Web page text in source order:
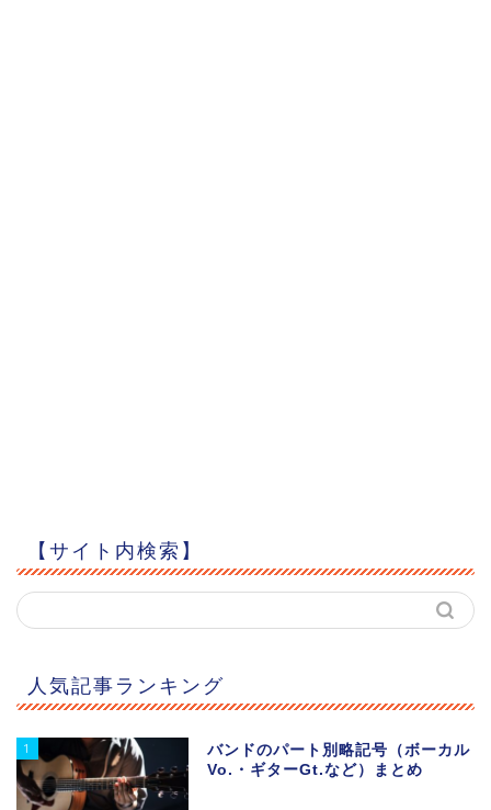
【サイト内検索】
人気記事ランキング
1
バンドのパート別略記号（ボーカル
Vo.・ギターGt.など）まとめ